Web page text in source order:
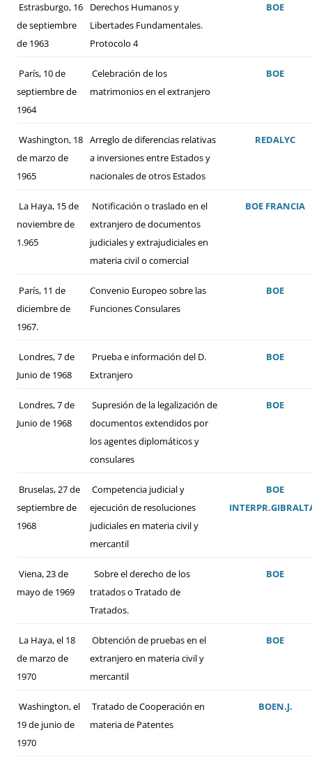
Estrasburgo, 16
de septiembre
de 1963
Derechos Humanos y
Libertades Fundamentales.
Protocolo 4
BOE
París, 10 de
septiembre de
1964
Celebración de los
matrimonios en el extranjero
BOE
Washington, 18
de marzo de
1965
Arreglo de diferencias relativas
a inversiones entre Estados y
nacionales de otros Estados
REDALYC
La Haya, 15 de
noviembre de
1.965
Notificación o traslado en el
extranjero de documentos
judiciales y extrajudiciales en
materia civil o comercial
BOE FRANCIA
París, 11 de
diciembre de
1967.
Convenio Europeo sobre las
Funciones Consulares
BOE
Londres, 7 de
Junio de 1968
Prueba e información del D.
Extranjero
BOE
Londres, 7 de
Junio de 1968
Supresión de la legalización de
documentos extendidos por
los agentes diplomáticos y
consulares
BOE
Bruselas, 27 de
septiembre de
1968
Competencia judicial y
ejecución de resoluciones
judiciales en materia civil y
mercantil
BOE
INTERPR.
Viena, 23 de
mayo de 1969
Sobre el derecho de los
tratados o Tratado de
Tratados.
BOE
La Haya, el 18
de marzo de
1970
Obtención de pruebas en el
extranjero en materia civil y
mercantil
BOE
Washington, el
19 de junio de
1970
Tratado de Cooperación en
materia de Patentes
BOEN.J.